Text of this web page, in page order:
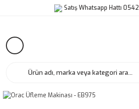
Satış Whatsapp Hattı